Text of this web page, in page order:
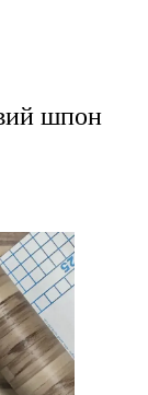
шпон